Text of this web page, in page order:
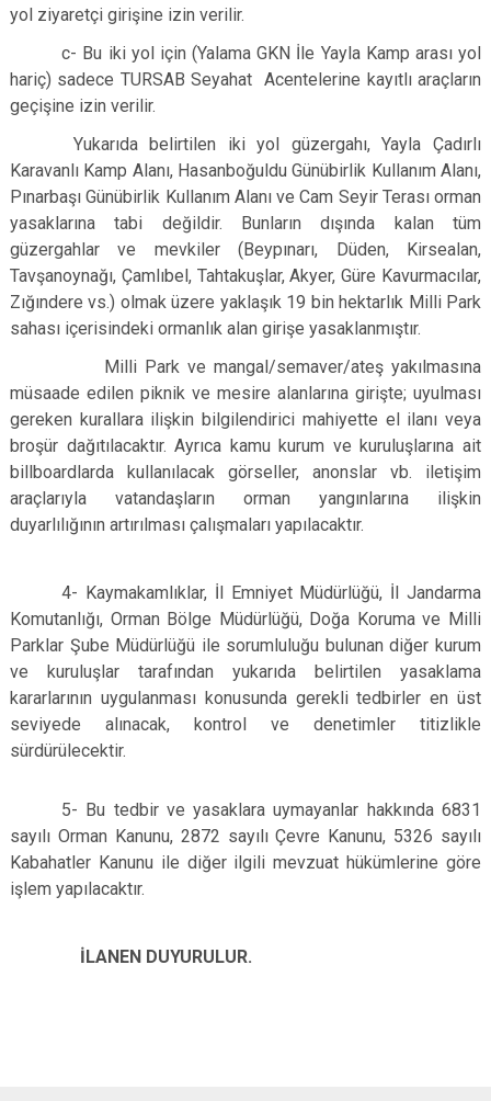
yol ziyaretçi girişine izin verilir.
c- Bu iki yol için (Yalama GKN İle Yayla Kamp arası yol
hariç) sadece TURSAB Seyahat Acentelerine kayıtlı araçların
geçişine izin verilir.
Yukarıda belirtilen iki yol güzergahı, Yayla Çadırlı
Karavanlı Kamp Alanı, Hasanboğuldu Günübirlik Kullanım Alanı,
Pınarbaşı Günübirlik Kullanım Alanı ve Cam Seyir Terası orman
yasaklarına tabi değildir. Bunların dışında kalan tüm
güzergahlar ve mevkiler (Beypınarı, Düden, Kirsealan,
Tavşanoynağı, Çamlıbel, Tahtakuşlar, Akyer, Güre Kavurmacılar,
Zığındere vs.) olmak üzere yaklaşık 19 bin hektarlık Milli Park
sahası içerisindeki ormanlık alan girişe yasaklanmıştır.
Milli Park ve mangal/semaver/ateş yakılmasına
müsaade edilen piknik ve mesire alanlarına girişte; uyulması
gereken kurallara ilişkin bilgilendirici mahiyette el ilanı veya
broşür dağıtılacaktır. Ayrıca kamu kurum ve kuruluşlarına ait
billboardlarda kullanılacak görseller, anonslar vb. iletişim
araçlarıyla vatandaşların orman yangınlarına ilişkin
duyarlılığının artırılması çalışmaları yapılacaktır.
4- Kaymakamlıklar, İl Emniyet Müdürlüğü, İl Jandarma
Komutanlığı, Orman Bölge Müdürlüğü, Doğa Koruma ve Milli
Parklar Şube Müdürlüğü ile sorumluluğu bulunan diğer kurum
ve kuruluşlar tarafından yukarıda belirtilen yasaklama
kararlarının uygulanması konusunda gerekli tedbirler en üst
seviyede alınacak, kontrol ve denetimler titizlikle
sürdürülecektir.
5- Bu tedbir ve yasaklara uymayanlar hakkında 6831
sayılı Orman Kanunu, 2872 sayılı Çevre Kanunu, 5326 sayılı
Kabahatler Kanunu ile diğer ilgili mevzuat hükümlerine göre
işlem yapılacaktır.
İLANEN DUYURULUR.